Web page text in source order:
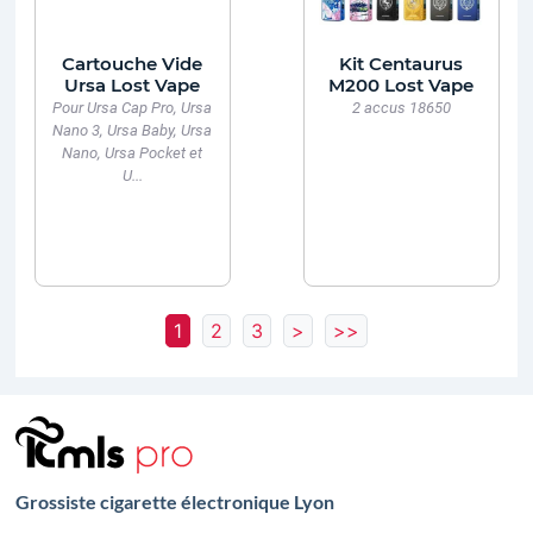
Cartouche Vide
Ursa Lost Vape
Pour Ursa Cap Pro, Ursa
Nano 3, Ursa Baby, Ursa
Nano, Ursa Pocket et
U...
Kit Centaurus
M200 Lost Vape
2 accus 18650
1 2 3 > >>
Grossiste cigarette électronique Lyon